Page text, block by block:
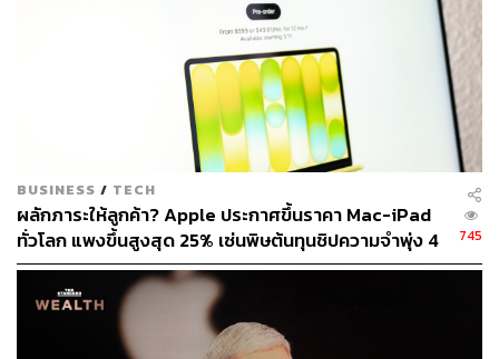
BUSINESS / TECH
ผลักภาระให้ลูกค้า? Apple ประกาศขึ้นราคา Mac-iPad
ทั่วโลก แพงขึ้นสูงสุด 25% เซ่นพิษต้นทุนชิปความจำพุ่ง 4
เท่า
745